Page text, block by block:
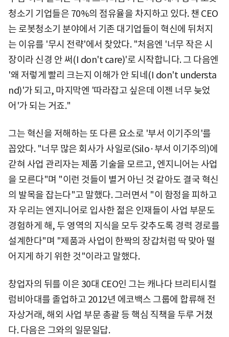
청소기 기업들은 70%의 점유율을 차지하고 있다. 챈 CEO
는 로봇청소기 분야에서 기존 대기업들이 혁신에 뒤처지
는 이유를 '무시 전략'에서 찾았다. "처음엔 '너무 작은 시
장이라 신경 안 써(I don't care)'로 시작합니다. 그 다음엔
'왜 저렇게 빨리 크는지 이해가 안 되네(I don't understa
nd)'가 되고, 마지막엔 '따라잡고 싶은데 이젠 너무 늦었
어'가 되는 거죠."
그는 혁신을 저해하는 또 다른 요소로 '부서 이기주의'를
꼽았다. "너무 많은 회사가 사일로(Silo·부서 이기주의)에
갇혀 사업 관리자는 제품 기술을 모르고, 엔지니어는 사업
을 모른다"며 "이런 것들이 별거 아닌 것 같아도 결국 혁신
의 발목을 잡는다"고 말했다. 그러면서 "이 함정을 피하고
자 우리는 엔지니어로 입사한 젊은 인재들이 사업 부문도
경험하게 해, 두 영역의 지식을 모두 갖추도록 경력 경로를
설계한다"며 "제품과 사업이 한짝의 장갑처럼 딱 맞아 떨
어지게 하기 위한 것"이라고 말했다.
창업자의 뒤를 이은 30대 CEO인 그는 캐나다 브리티시컬
럼비아대를 졸업하고 2012년 에코백스 그룹에 합류해 전
자상거래, 해외 사업 부문 총괄 등 핵심 직책을 두루 거쳤
다. 다음은 그와의 일문일답.